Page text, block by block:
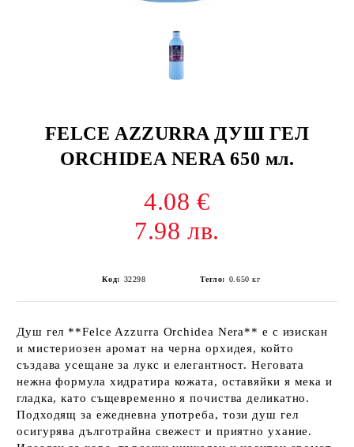
FELCE AZZURRA ДУШ ГЕЛ
ORCHIDEA NERA 650 мл.
4.08 €
7.98 лв.
Код: 32298 Тегло: 0.650 кг
Душ гел **Felce Azzurra Orchidea Nera** е с изискан
и мистериозен аромат на черна орхидея, който
създава усещане за лукс и елегантност. Неговата
нежна формула хидратира кожата, оставяйки я мека и
гладка, като същевременно я почиства деликатно.
Подходящ за ежедневна употреба, този душ гел
осигурява дълготрайна свежест и приятно ухание.